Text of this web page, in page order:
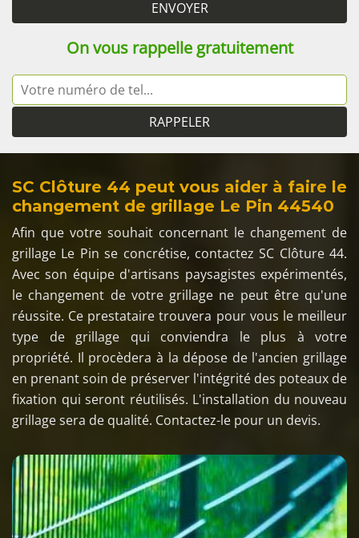
On vous rappelle gratuitement
SC Clôture 44 peut vous aider à faire le
changement de grillage Le Pin 44540
Afin que votre souhait concernant le changement de
grillage Le Pin se concrétise, contactez SC Clôture 44.
Avec son équipe d'artisans paysagistes expérimentés,
le changement de votre grillage ne peut être qu'une
réussite. Ce prestataire trouvera pour vous le meilleur
type de grillage qui conviendra le plus à votre
propriété. Il procèdera à la dépose de l'ancien grillage
en prenant soin de préserver l'intégrité des poteaux de
fixation qui seront réutilisés. L'installation du nouveau
grillage sera de qualité. Contactez-le pour un devis.